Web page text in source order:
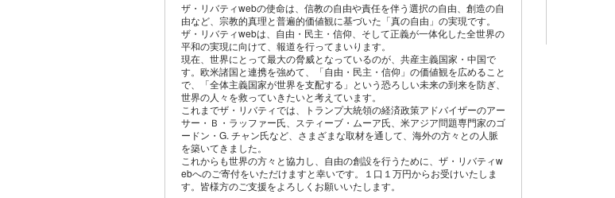
ザ・リバティwebの使命は、信教の自由や責任を伴う選択の自由、創造の自
由など、宗教的真理と普遍的価値観に基づいた「真の自由」の実現です。
ザ・リバティwebは、自由・民主・信仰、そして正義が一体化した全世界の
平和の実現に向けて、報道を行ってまいります。
現在、世界にとって最大の脅威となっているのが、共産主義国家・中国で
す。欧米諸国と連携を強めて、「自由・民主・信仰」の価値観を広めること
で、「全体主義国家が世界を支配する」という恐ろしい未来の到来を防ぎ、
世界の人々を救っていきたいと考えています。
これまでザ・リバティでは、トランプ大統領の経済政策アドバイザーのアー
サー・Ｂ・ラッファー氏、スティーブ・ムーア氏、米アジア問題専門家のゴ
ードン・G. チャン氏など、さまざまな取材を通して、海外の方々との人脈
を築いてきました。
これからも世界の方々と協力し、自由の創設を行うために、ザ・リバティw
ebへのご寄付をいただけますと幸いです。１口１万円からお受けいたしま
す。皆様方のご支援をよろしくお願いいたします。